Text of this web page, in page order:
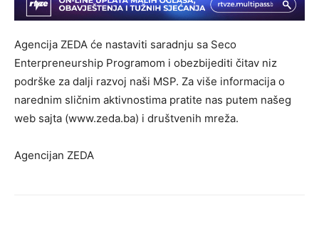
Agencija ZEDA će nastaviti saradnju sa Seco
Enterpreneurship Programom i obezbijediti čitav niz
podrške za dalji razvoj naši MSP. Za više informacija o
narednim sličnim aktivnostima pratite nas putem našeg
web sajta (www.zeda.ba) i društvenih mreža.
Agencijan ZEDA